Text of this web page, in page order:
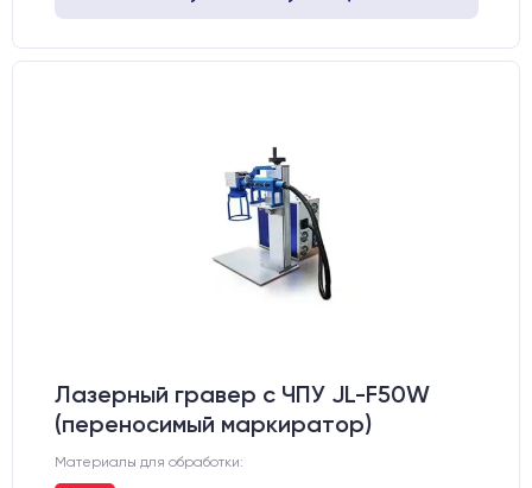
Лазерный гравер с ЧПУ JL-F50W
(переносимый маркиратор)
Материалы для обработки: